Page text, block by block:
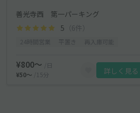
善光寺西 第一パーキング
5 （6件）
¥800〜
/日
¥50〜
/15分 詳しく見る